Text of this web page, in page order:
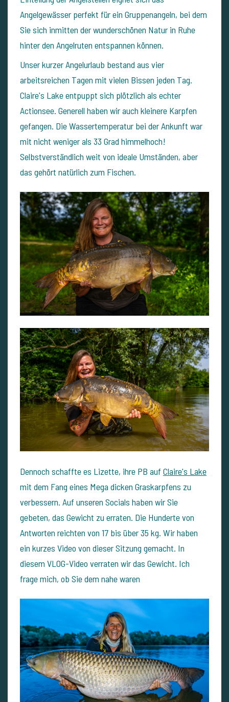
Angelgewässer perfekt für ein Gruppenangeln, bei dem
Sie sich inmitten der wunderschönen Natur in Ruhe
hinter den Angelruten entspannen können.
Unser kurzer Angelurlaub bestand aus vier
arbeitsreichen Tagen mit vielen Bissen jeden Tag.
Claire's Lake entpuppt sich plötzlich als echter
Actionsee. Generell haben wir auch kleinere Karpfen
gefangen. Die Wassertemperatur bei der Ankunft war
mit nicht weniger als 33 Grad himmelhoch!
Selbstverständlich weit von ideale Umständen, aber
das gehört natürlich zum Fischen.
Dennoch schaffte es Lizette, ihre PB auf Claire's Lake
mit dem Fang eines Mega dicken Graskarpfens zu
verbessern. Auf unseren Socials haben wir Sie
gebeten, das Gewicht zu erraten. Die Hunderte von
Antworten reichten von 17 bis über 35 kg. Wir haben
ein kurzes Video von dieser Sitzung gemacht. In
diesem VLOG-Video verraten wir das Gewicht. Ich
frage mich, ob Sie dem nahe waren